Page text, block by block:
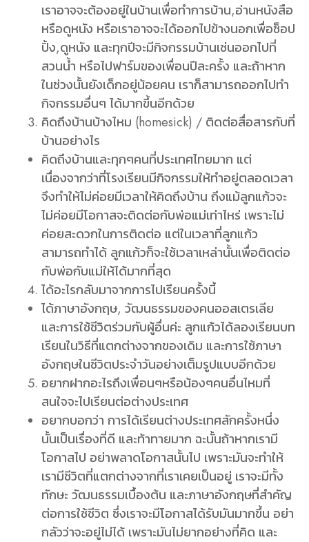
เราอาจจะต้องอยู่ในบ้านเพื่อทำการบ้าน,อ่านหนังสือ
หรือดูหนัง หรือเราอาจจะได้ออกไปข้างนอกเพื่อช็อป
ปิ้ง,ดูหนัง และทุกปีจะมีกิจกรรมบ้านเช่นออกไปที่
สวนน้ำ หรือไปฟาร์มของเพื่อนปีละครั้ง และถ้าหาก
ในช่วงนั้นยังเด็กอยู่น้อยคน เราก็สามารถออกไปทำ
กิจกรรมอื่นๆ ได้มากขึ้นอีกด้วย
คิดถึงบ้านบ้างไหม (homesick) / ติดต่อสื่อสารกับที่
บ้านอย่างไร
คิดถึงบ้านและทุกๆคนที่ประเทศไทยมาก แต่
เนื่องจากว่าที่โรงเรียนมีกิจกรรมให้ทำอยู่ตลอดเวลา
จึงทำให้ไม่ค่อยมีเวลาให้คิดถึงบ้าน ถึงแม้ลูกแก้วจะ
ไม่ค่อยมีโอกาสจะติดต่อกับพ่อแม่เท่าไหร่ เพราะไม่
ค่อยสะดวกในการติดต่อ แต่ในเวลาที่ลูกแก้ว
สามารถทำได้ ลูกแก้วก็จะใช้เวลาเหล่านั้นเพื่อติดต่อ
กับพ่อกับแม่ให้ได้มากที่สุด
ได้อะไรกลับมาจากการไปเรียนครั้งนี้
ได้ภาษาอังกฤษ, วัฒนธรรมของคนออสเตรเลีย
และการใช้ชีวิตร่วมกับผู้อื่นค่ะ ลูกแก้วได้ลองเรียนบท
เรียนในวิธีที่แตกต่างจากของเดิม และการใช้ภาษา
อังกฤษในชีวิตประจำวันอย่างเต็มรูปแบบอีกด้วย
อยากฝากอะไรถึงเพื่อนๆหรือน้องๆคนอื่นไหมที่
สนใจจะไปเรียนต่อต่างประเทศ
อยากบอกว่า การได้เรียนต่างประเทศสักครั้งหนึ่ง
นั้นเป็นเรื่องที่ดี และท้าทายมาก ฉะนั้นถ้าหากเรามี
โอกาสไป อย่าพลาดโอกาสนั้นไป เพราะมันจะทำให้
เรามีชีวิตที่แตกต่างจากที่เราเคยเป็นอยู่ เราจะมีทั้ง
ทักษะ วัฒนธรรมเบื้องต้น และภาษาอังกฤษที่สำคัญ
ต่อการใช้ชีวิต ซึ่งเราจะมีโอกาสได้รับมันมากขึ้น อย่า
กลัวว่าจะอยู่ไม่ได้ เพราะมันไม่ยากอย่างที่คิด และ